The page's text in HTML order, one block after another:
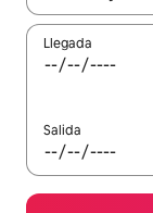
Llegada
Salida